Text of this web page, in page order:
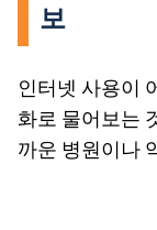
보
인터넷 사용이
화로 물어보는
까운 병원이나